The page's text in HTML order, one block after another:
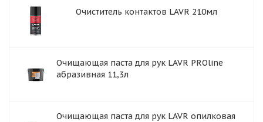
Очиститель контактов LAVR 210мл
Очищающая паста для рук LAVR PROline
абразивная 11,3л
Очищающая паста для рук LAVR опилковая